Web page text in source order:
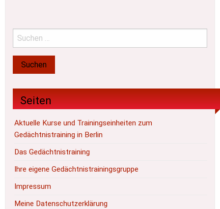
Seiten
Aktuelle Kurse und Trainingseinheiten zum
Gedächtnistraining in Berlin
Das Gedächtnistraining
Ihre eigene Gedächtnistrainingsgruppe
Impressum
Meine Datenschutzerklärung